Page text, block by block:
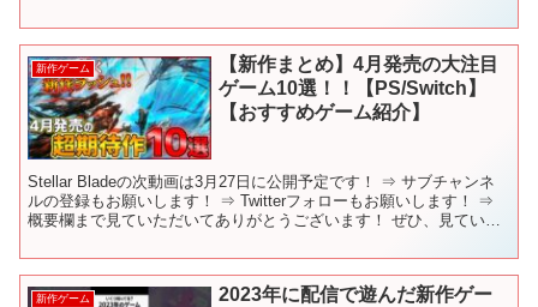
新作ゲーム
【新作まとめ】4月発売の大注目
ゲーム10選！！【PS/Switch】
【おすすめゲーム紹介】
Stellar Bladeの次動画は3月27日に公開予定です！ ⇒ サブチャンネ
ルの登録もお願いします！ ⇒ Twitterフォローもお願いします！ ⇒
概要欄まで見ていただいてありがとうございます！ ぜひ、見ていた
新作ゲーム
2023年に配信で遊んだ新作ゲー